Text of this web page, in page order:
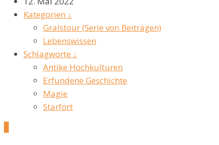
Kategorien ↓
Gralstour (Serie von Beiträgen)
Lebenswissen
Schlagworte ↓
Antike Hochkulturen
Erfundene Geschichte
Magie
Starfort